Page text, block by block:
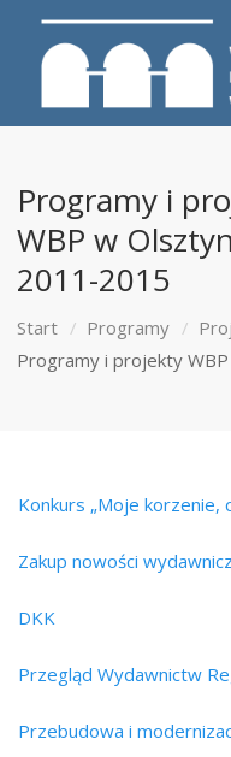
Programy i
WBP w
2011-2015
Start Programy
Programy i projekty WBP
Konkurs „Moje korzenie,
Zakup nowości
DKK
Przegląd Wydawnictw
Przebudowa i